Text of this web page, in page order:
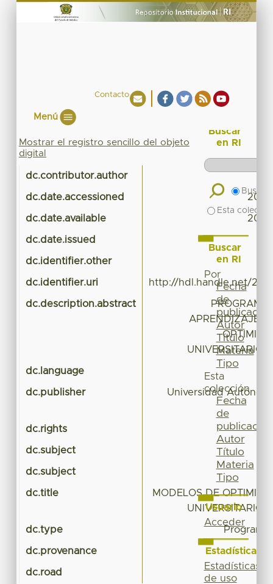
Contacto
Menú
Mostrar el registro sencillo del objeto
digital
dc.contributor.author
dc.date.accessioned
dc.date.available
dc.date.issued
dc.identifier.other
dc.identifier.uri http://hdl.handle.net/
dc.description.abstract
APRENDIZAJE
UNIVERSITARIO
dc.language
dc.publisher Universidad
dc.rights
dc.subject
dc.subject
dc.title
MODELOS DE
UNIVERSITARIO
dc.type
dc.provenance
dc.road
Buscar
en RI
Buscar
Esta
Buscar
en RI
Por
Fecha
de
publicación
Autor
Título
Materia
Tipo
Esta
colección
Fecha
de
publicación
Autor
Título
Materia
Tipo
Usuario
Acceder
Estadísticas
Estadísticas
de uso